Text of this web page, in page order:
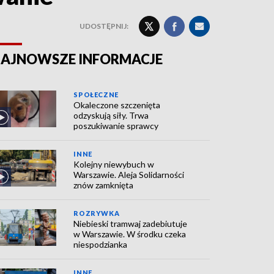
UDOSTĘPNIJ:
INFORMACJE
SPOŁECZNE
Okaleczone szczenięta
odzyskują siły. Trwa
poszukiwanie sprawcy
INNE
Kolejny niewybuch w
Warszawie. Aleja Solidarności
znów zamknięta
ROZRYWKA
Niebieski tramwaj zadebiutuje
w Warszawie. W środku czeka
niespodzianka